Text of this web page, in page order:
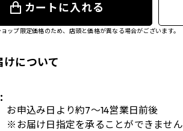
カートに入れる
ップ限定価格のため、店頭と価格が異なる場合がございます。
けについて
お申込み日より約7～14営業日前後
※お届け日指定を承ることができません